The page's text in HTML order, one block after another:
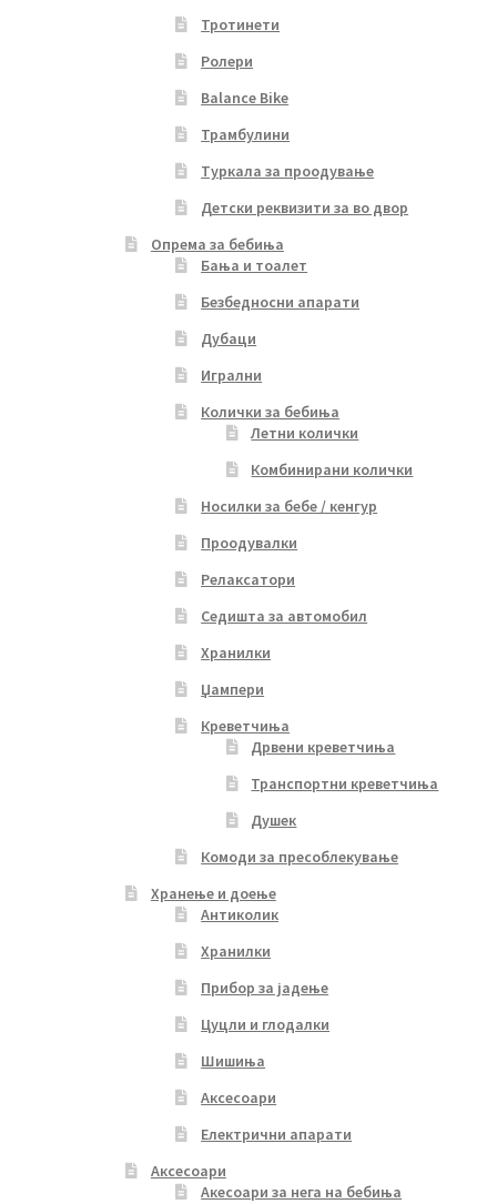
Тротинети
Ролери
Balance Bike
Трамбулини
Туркала за проодување
Детски реквизити за во двор
Опрема за бебиња
Бања и тоалет
Безбедносни апарати
Дубаци
Игрални
Колички за бебиња
Летни колички
Комбинирани колички
Носилки за бебе / кенгур
Проодувалки
Релаксатори
Седишта за автомобил
Хранилки
Џампери
Креветчиња
Дрвени креветчиња
Транспортни креветчиња
Душек
Комоди за пресоблекување
Хранење и доење
Антиколик
Хранилки
Прибор за јадење
Цуцли и глодалки
Шишиња
Аксесоари
Електрични апарати
Аксесоари
Акесоари за нега на бебиња